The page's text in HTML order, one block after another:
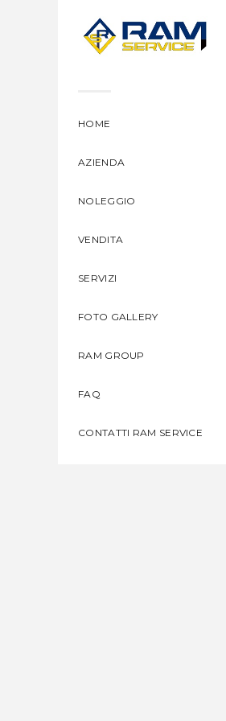
HOME
AZIENDA
NOLEGGIO
VENDITA
SERVIZI
FOTO GALLERY
RAM GROUP
FAQ
CONTATTI RAM SERVICE